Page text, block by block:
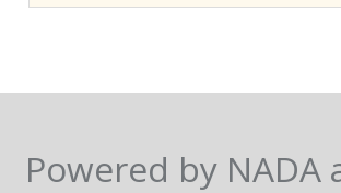
Powered by NADA